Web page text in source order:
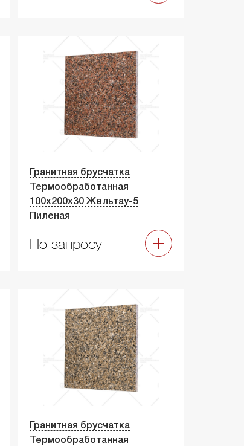
Гранитная брусчатка
Термообработанная
100х200х30 Жельтау-5
Пиленая
По запросу
Гранитная брусчатка
Термообработанная